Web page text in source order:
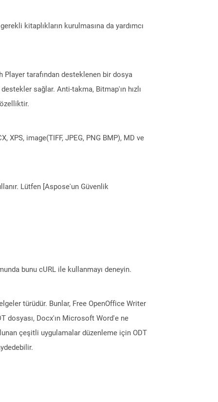
kitaplıkların kurulmasına da yardımcı
tarafından desteklenen bir dosya
sağlar. Anti-takma, Bitmap'ın hızlı
XPS, image(TIFF, JPEG, PNG BMP), MD ve
Lütfen [Aspose'un Güvenlik
bunu cURL ile kullanmayı deneyin.
türüdür. Bunlar, Free OpenOffice Writer
dosyası, Docx'ın Microsoft Word'e ne
çeşitli uygulamalar düzenleme için ODT